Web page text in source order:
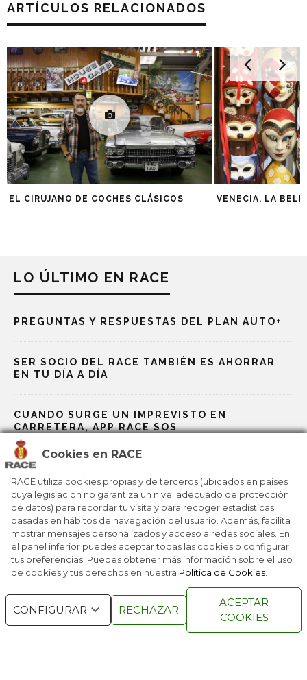
Cookies en RACE
RACE utiliza cookies propias y de terceros (ubicados en países
cuya legislación no garantiza un nivel adecuado de protección
de datos) para recordar tu visita y para recoger estadísticas
basadas en hábitos de navegación del usuario. Además, facilita
mostrar mensajes personalizados y acceso a redes sociales. En
el panel inferior puedes aceptar todas las cookies o configurar
tus preferencias. Puedes obtener más información sobre el uso
de cookies y tus derechos en nuestra Política de Cookies
CONFIGURAR RECHAZAR
ACEPTAR
COOKIES
ARTÍCULOS RELACIONADOS
EL CIRUJANO DE COCHES CLÁSICOS VENECIA, LA
LO ÚLTIMO EN RACE
PREGUNTAS Y RESPUESTAS DEL PLAN AUTO+
SER SOCIO DEL RACE TAMBIÉN ES AHORRAR
EN TU DÍA A DÍA
CUANDO SURGE UN IMPREVISTO EN
CARRETERA, APP RACE SOS
RACE, BP Y GALP TE ABARATAN LOS VIAJES
EL RACE IMPULSA UNA NUEVA FORMA DE
RECUPERAR PUNTOS
TODOS LOS DERECHOS
RESERVADOS